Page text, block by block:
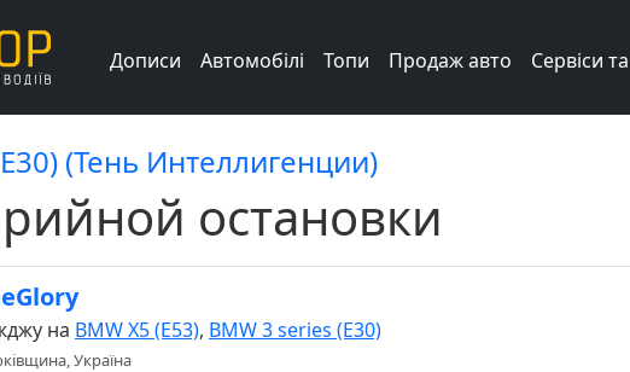
Дописи Автомобілі Топи Продаж авто Сервіси
(Тень Интеллигенции)
остановки
на BMW X5 (E53), BMW 3 series (E30)
Україна